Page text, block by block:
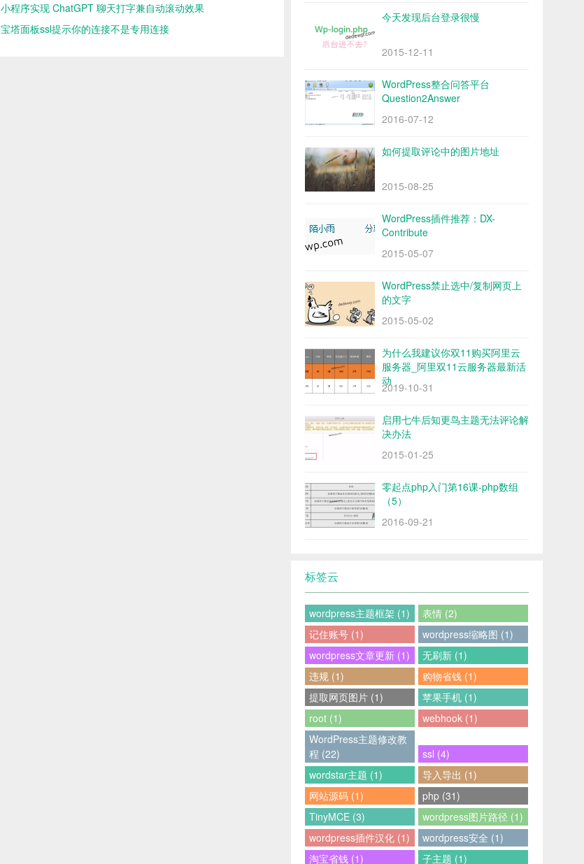
小程序实现 ChatGPT 聊天打字兼自动滚动效果
宝塔面板ssl提示你的连接不是专用连接
今天发现后台登录很慢
2015-12-11
WordPress整合问答平台
Question2Answer
2016-07-12
如何提取评论中的图片地址
2015-08-25
WordPress插件推荐：DX-
Contribute
2015-05-07
WordPress禁止选中/复制网页上
的文字
2015-05-02
为什么我建议你双11购买阿里云
服务器_阿里双11云服务器最新活
动
2019-10-31
启用七牛后知更鸟主题无法评论解
决办法
2015-01-25
零起点php入门第16课-php数组
（5）
2016-09-21
标签云
wordpress主题框架 (1)
表情 (2)
记住账号 (1)
wordpress缩略图 (1)
wordpress文章更新 (1)
无刷新 (1)
违规 (1)
购物省钱 (1)
提取网页图片 (1)
苹果手机 (1)
root (1)
webhook (1)
WordPress主题修改教
程 (22)
ssl (4)
wordstar主题 (1)
导入导出 (1)
网站源码 (1)
php (31)
TinyMCE (3)
wordpress图片路径 (1)
wordpress插件汉化 (1)
wordpress安全 (1)
淘宝省钱 (1)
子主题 (1)